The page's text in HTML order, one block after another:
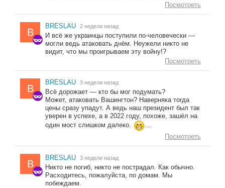
Посмотреть
B
BRESLAU 2 недели назад
И всё же украинцы поступили по-человечески —
могли ведь атаковать днём. Неужели никто не
видит, что мы проигрываем эту войну!?
Посмотреть
B
BRESLAU 3 недели назад
Всё дорожает — кто бы мог подумать?
Может, атаковать Вашингтон? Наверняка тогда
цены сразу упадут. А ведь наш президент был так
уверен в успехе, а в 2022 году, похоже, зашёл на
один мост слишком далеко.
...
Посмотреть
B
BRESLAU 3 недели назад
Никто не погиб, никто не пострадал. Как обычно.
Расходитесь, пожалуйста, по домам. Мы
побеждаем.